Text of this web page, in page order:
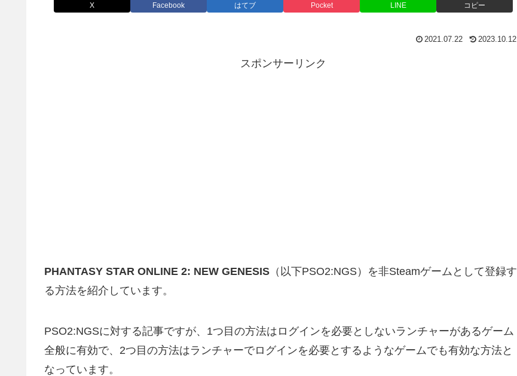
X Facebook はてブ Pocket LINE コピー
2021.07.22 2023.10.12
スポンサーリンク
PHANTASY STAR ONLINE 2: NEW GENESIS （以下PSO2:NGS）を非Steamゲームとして登録す
る方法を紹介しています。
PSO2:NGSに対する記事ですが、1つ目の方法はログインを必要としないランチャーがあるゲーム
全般に有効で、2つ目の方法はランチャーでログインを必要とするようなゲームでも有効な方法と
なっています。